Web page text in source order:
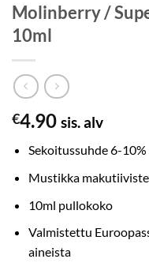
Molinberry /
10ml
€4.90 sis. alv
Sekoitussuhde 6-10%
Mustikka makutiiviste
10ml pullokoko
Valmistettu
aineista